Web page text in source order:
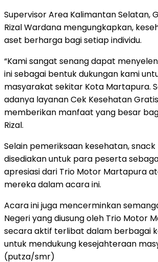
Supervisor Area Kalimantan Selatan,
Rizal Wardana mengungkapkan,
aset berharga bagi setiap individu.
“Kami sangat senang dapat
ini sebagai bentuk dukungan kami
masyarakat sekitar Kota Martapura.
adanya layanan Cek Kesehatan
memberikan manfaat yang besar
Rizal.
Selain pemeriksaan kesehatan,
disediakan untuk para peserta
apresiasi dari Trio Motor Martapura
mereka dalam acara ini.
Acara ini juga mencerminkan
Negeri yang diusung oleh Trio Motor
secara aktif terlibat dalam berbagai
untuk mendukung kesejahteraan
(putza/smr)